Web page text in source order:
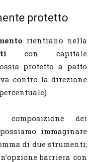
protetto
rientrano nella
con capitale
protetto a patto
contro la direzione
composizione dei
possiamo immaginare
di due strumenti;
barriera con